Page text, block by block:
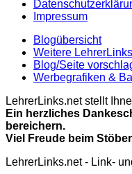
Impressum
Blogübersicht
Weitere LehrerLinks
Blog/Seite
Werbegrafiken &
LehrerLinks.net stellt
Ein herzliches
bereichern.
Viel Freude beim
LehrerLinks.net - Link-